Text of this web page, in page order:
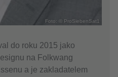
Foto: © ProSiebenSat1
do roku 2015 jako
na Folkwang
a je zakladatelem